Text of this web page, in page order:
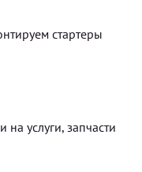
стартеры
услуги, запчасти